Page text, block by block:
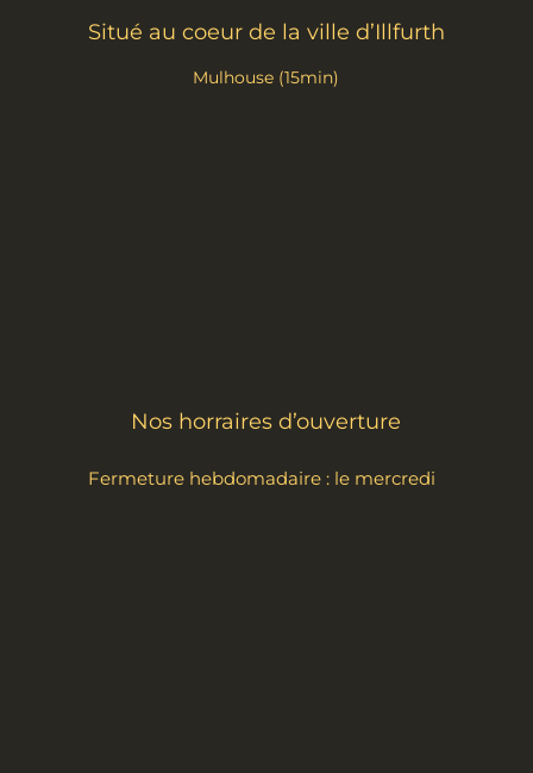
Situé au coeur de la ville d’Illfurth
Mulhouse (15min)
Nos horraires d’ouverture
Fermeture hebdomadaire : le mercredi